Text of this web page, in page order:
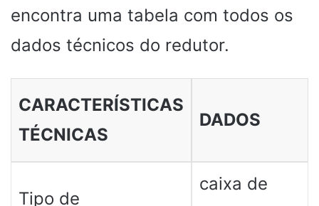
encontra uma tabela com todos os
dados técnicos do redutor.
CARACTERÍSTICAS
TÉCNICAS
DADOS
Tipo de
caixa de